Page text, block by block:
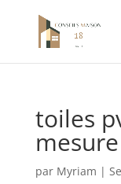
toiles
mesure
par Myriam |